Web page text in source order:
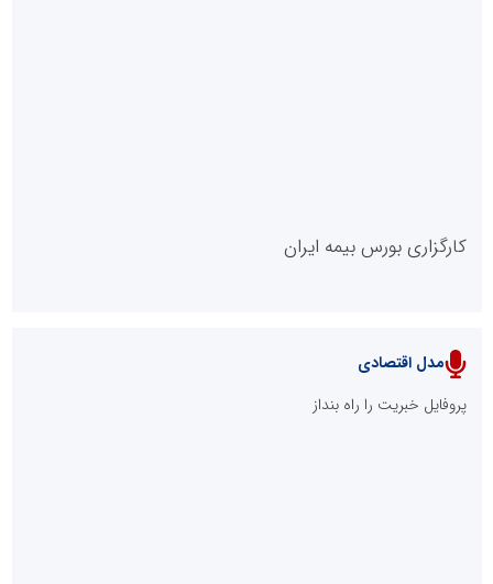
پایگاه خبری نهضت ملی مسکن
کارگزاری بورس بیمه ایران
مدل اقتصادی
پروفایل خبریت را راه بنداز